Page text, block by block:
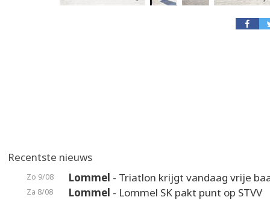
Recentste nieuws
Zo 9/08 Lommel - Triatlon krijgt vandaag vrije
Za 8/08 Lommel - Lommel SK pakt punt op STVV